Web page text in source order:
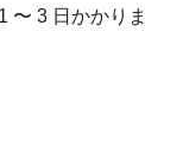
〜 3 日かかりま